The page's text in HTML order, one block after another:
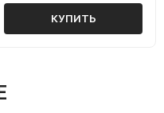
КУПИТЬ